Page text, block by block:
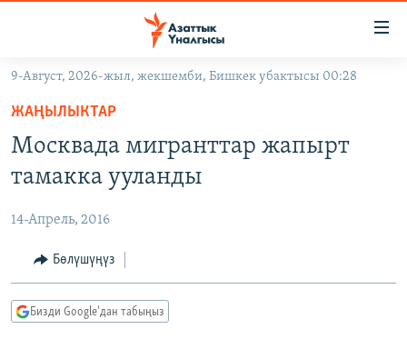
Навигацияга
өтүңүз
Издөөгө
салыңыз
ЭКОНОМИКА
МАДАНИЯТ
БОРБОР АЗИЯ
АТАЙЫН ИЛИКТӨӨ
ТВ ПРОГРАММАЛАР
ЭКСПЕРТТЕР ТАЛДАЙТ
ӨЗГӨЧӨ ПИКИР
9-Август, 2026-жыл, жекшемби, Бишкек убактысы 00:28
ЖАҢЫЛЫКТАР
Москвада мигранттар жапырт
тамакка ууланды
14-Апрель, 2016
Бөлүшүңүз
Бизди Google'дан табыңыз